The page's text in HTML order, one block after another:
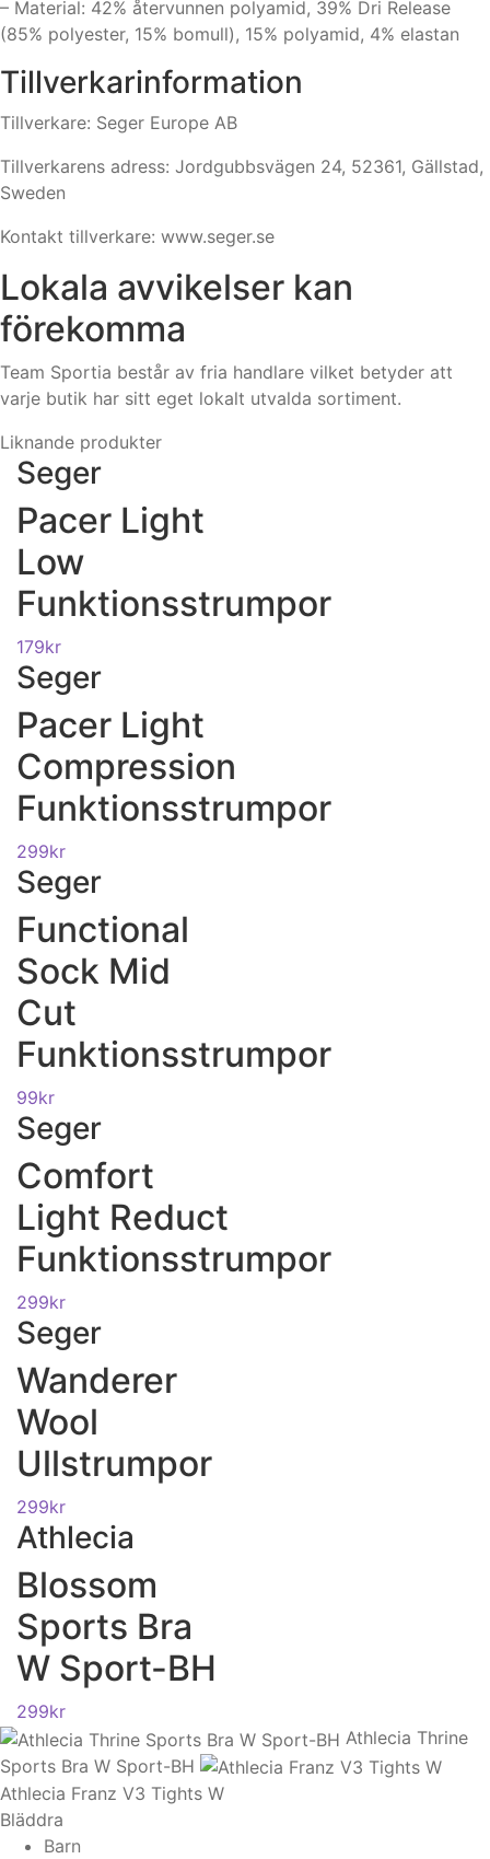
– Material: 42% återvunnen polyamid, 39% Dri Release
(85% polyester, 15% bomull), 15% polyamid, 4% elastan
Tillverkarinformation
Tillverkare: Seger Europe AB
Tillverkarens adress: Jordgubbsvägen 24, 52361, Gällstad,
Sweden
Kontakt tillverkare: www.seger.se
Lokala avvikelser kan
förekomma
Team Sportia består av fria handlare vilket betyder att
varje butik har sitt eget lokalt utvalda sortiment.
Liknande produkter
Seger
Pacer Light
Low
Funktionsstrumpor
179kr
Seger
Pacer Light
Compression
Funktionsstrumpor
299kr
Seger
Functional
Sock Mid
Cut
Funktionsstrumpor
99kr
Seger
Comfort
Light Reduct
Funktionsstrumpor
299kr
Seger
Wanderer
Wool
Ullstrumpor
299kr
Athlecia
Blossom
Sports Bra
W Sport-BH
299kr
Athlecia Thrine
Sports Bra W Sport-BH
Athlecia Franz V3 Tights W
Bläddra
Barn